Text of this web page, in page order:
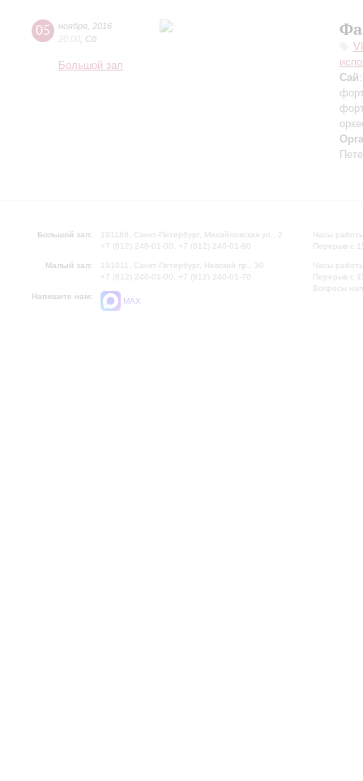
05 ноября 2016
Сб
Большой зал
Сай
Большой зал:
191186, Санкт-Петербург, Михайловская ул., 2
+7 (812) 240-01-00, +7 (812) 240-01-80
Малый зал:
191011, Санкт-Петербург, Невский пр., 30
+7 (812) 240-01-00, +7 (812) 240-01-70
Напишите нам:
MAX
Часы
Перерыв с
Часы
Перерыв с
Вопросы